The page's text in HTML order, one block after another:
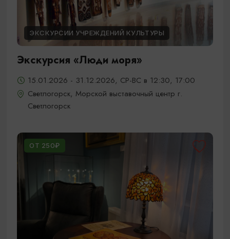
ЭКСКУРСИИ УЧРЕЖДЕНИЙ КУЛЬТУРЫ
Экскурсия «Люди моря»
15.01.2026 - 31.12.2026, СР-ВС в 12:30, 17:00
Светлогорск, Морской выставочный центр г.
Светлогорск
ОТ 250₽